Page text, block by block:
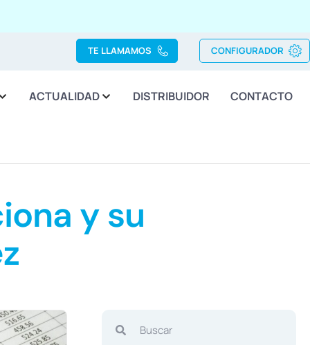
TE LLAMAMOS CONFIGURADOR
ACTUALIDAD DISTRIBUIDOR CONTACTO
y su